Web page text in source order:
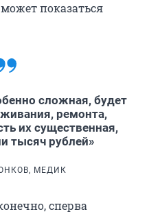
показаться
сложная, будет
ремонта,
их существенная,
тысяч рублей»
МЕДИК
сперва